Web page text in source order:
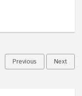
Previous Next